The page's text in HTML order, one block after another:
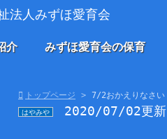
介 みずほ愛育会の保育
トップページ 7/2おかえりなさい
はやみや 2020/07/02更新